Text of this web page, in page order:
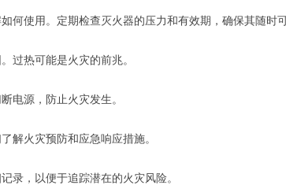
何使用。定期检查灭火器的压力和有效期，确保其随时可
过热可能是火灾的前兆。
电源，防止火灾发生。
解火灾预防和应急响应措施。
录，以便于追踪潜在的火灾风险。